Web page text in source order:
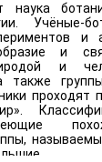
наука
Учёные-
и
и
и
а также
проходят